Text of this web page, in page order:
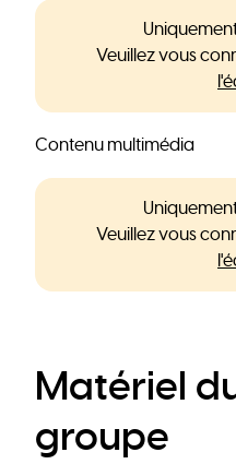
Veuillez vous
Contenu multimédia
Veuillez vous
Matériel
groupe